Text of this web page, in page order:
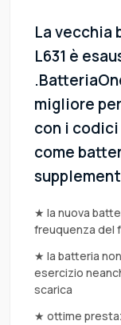
La vecchia
L631 è
migliore
con i codici
come
★ la nuova
freuquenza del
★ la batteria
esercizio
scarica
★ ottime